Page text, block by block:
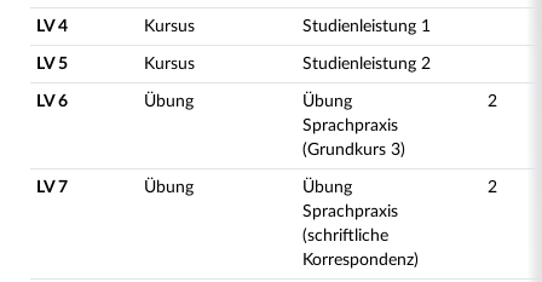
LV 4 Kursus Studienleistung 1
LV 5 Kursus Studienleistung 2
LV 6 Übung
Übung
Sprachpraxis
(Grundkurs 3)
2
LV 7 Übung
Übung
Sprachpraxis
(schriftliche
Korrespondenz)
2